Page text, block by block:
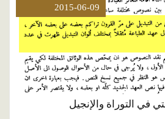
2015-06-09
في التوراة والإنجيل